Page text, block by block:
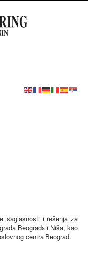
saglasnosti i rešenja za
Beograda i Niša, kao
centra Beograd.